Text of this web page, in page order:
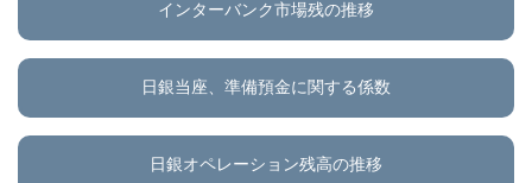
インターバンク市場残の推移
日銀当座、準備預金に関する係数
日銀オペレーション残高の推移